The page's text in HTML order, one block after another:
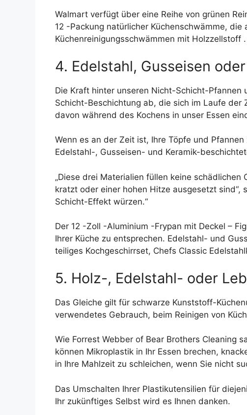
Walmart verfügt über eine Reihe von grünen
12 -Packung natürlicher Küchenschwämme,
Küchenreinigungsschwämmen mit Holzzellstoff .
4. Edelstahl, Gusseisen
Die Kraft hinter unseren Nicht-Schicht-
Schicht-Beschichtung ab, die sich im Laufe der
davon während des Kochens in unser Essen
Wenn es an der Zeit ist, Ihre Töpfe und
Edelstahl-, Gusseisen- und Keramik-
„Diese drei Materialien füllen keine
kratzt oder einer hohen Hitze ausgesetzt
Schicht-Effekt würzen.“
Der 12 -Zoll -Aluminium -Frypan mit Deckel –
Ihrer Küche zu entsprechen. Edelstahl- und
teiliges Kochgeschirrset, Chefs Classic
5. Holz-, Edelstahl- oder
Das Gleiche gilt für schwarze Kunststoff-
verwendetes Gebrauch, beim Reinigen von
Wie Forrest Webber of Bear Brothers Cleaning
können Mikroplastik in Ihr Essen brechen,
in Ihre Mahlzeit zu schleichen, wenn Sie nicht
Das Umschalten Ihrer Plastikutensilien für
Ihr zukünftiges Selbst wird es Ihnen danken.